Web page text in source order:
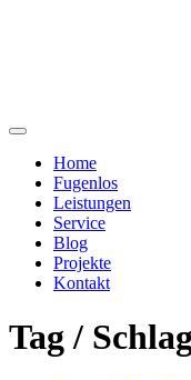
Home
Fugenlos
Leistungen
Service
Blog
Projekte
Kontakt
Tag /